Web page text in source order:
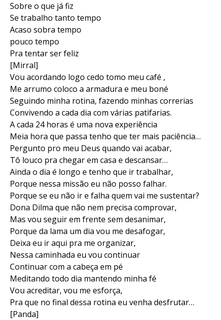
Sobre o que já fiz
Se trabalho tanto tempo
Acaso sobra tempo
pouco tempo
Pra tentar ser feliz
[Mirral]
Vou acordando logo cedo tomo meu café ,
Me arrumo coloco a armadura e meu boné
Seguindo minha rotina, fazendo minhas correrias
Convivendo a cada dia com várias patifarias.
A cada 24 horas é uma nova experiência
Meia hora que passa tenho que ter mais paciência…
Pergunto pro meu Deus quando vai acabar,
Tô louco pra chegar em casa e descansar…
Ainda o dia é longo e tenho que ir trabalhar,
Porque nessa missão eu não posso falhar.
Porque se eu não ir e falha quem vai me sustentar?
Dona Dilma que não nem precisa comprovar,
Mas vou seguir em frente sem desanimar,
Porque da lama um dia vou me desafogar,
Deixa eu ir aqui pra me organizar,
Nessa caminhada eu vou continuar
Continuar com a cabeça em pé
Meditando todo dia mantendo minha fé
Vou acreditar, vou me esforça,
Pra que no final dessa rotina eu venha desfrutar…
[Panda]